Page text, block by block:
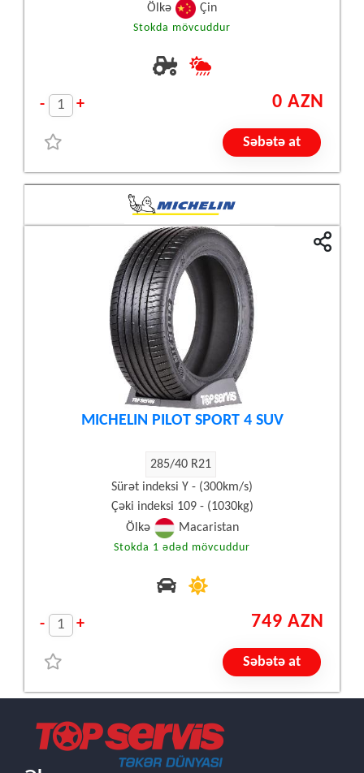
Ölkə
Çin
Stokda mövcuddur
- + 0 AZN
Səbətə at
MICHELIN PILOT SPORT 4 SUV
285/40 R21
Sürət indeksi Y - (300km/s)
Çəki indeksi 109 - (1030kg)
Ölkə
Macaristan
Stokda 1 ədəd mövcuddur
- + 749 AZN
Səbətə at